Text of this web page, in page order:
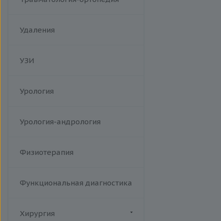
Удаления
УЗИ
Урология
Урология-андрология
Физиотерапия
Функциональная диагностика
Хирургия